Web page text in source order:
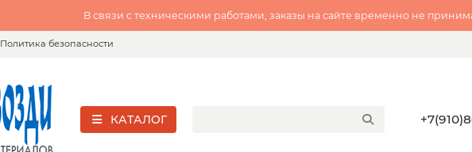
В связи с техническими работами, заказы на сайте временно не
Политика безопасности
КАТАЛОГ